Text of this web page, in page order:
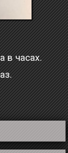
в часах.